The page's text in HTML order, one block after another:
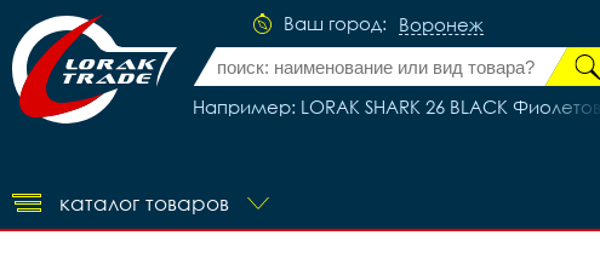
Ваш город: Воронеж
Например: LORAK SHARK 26 BLACK
каталог товаров